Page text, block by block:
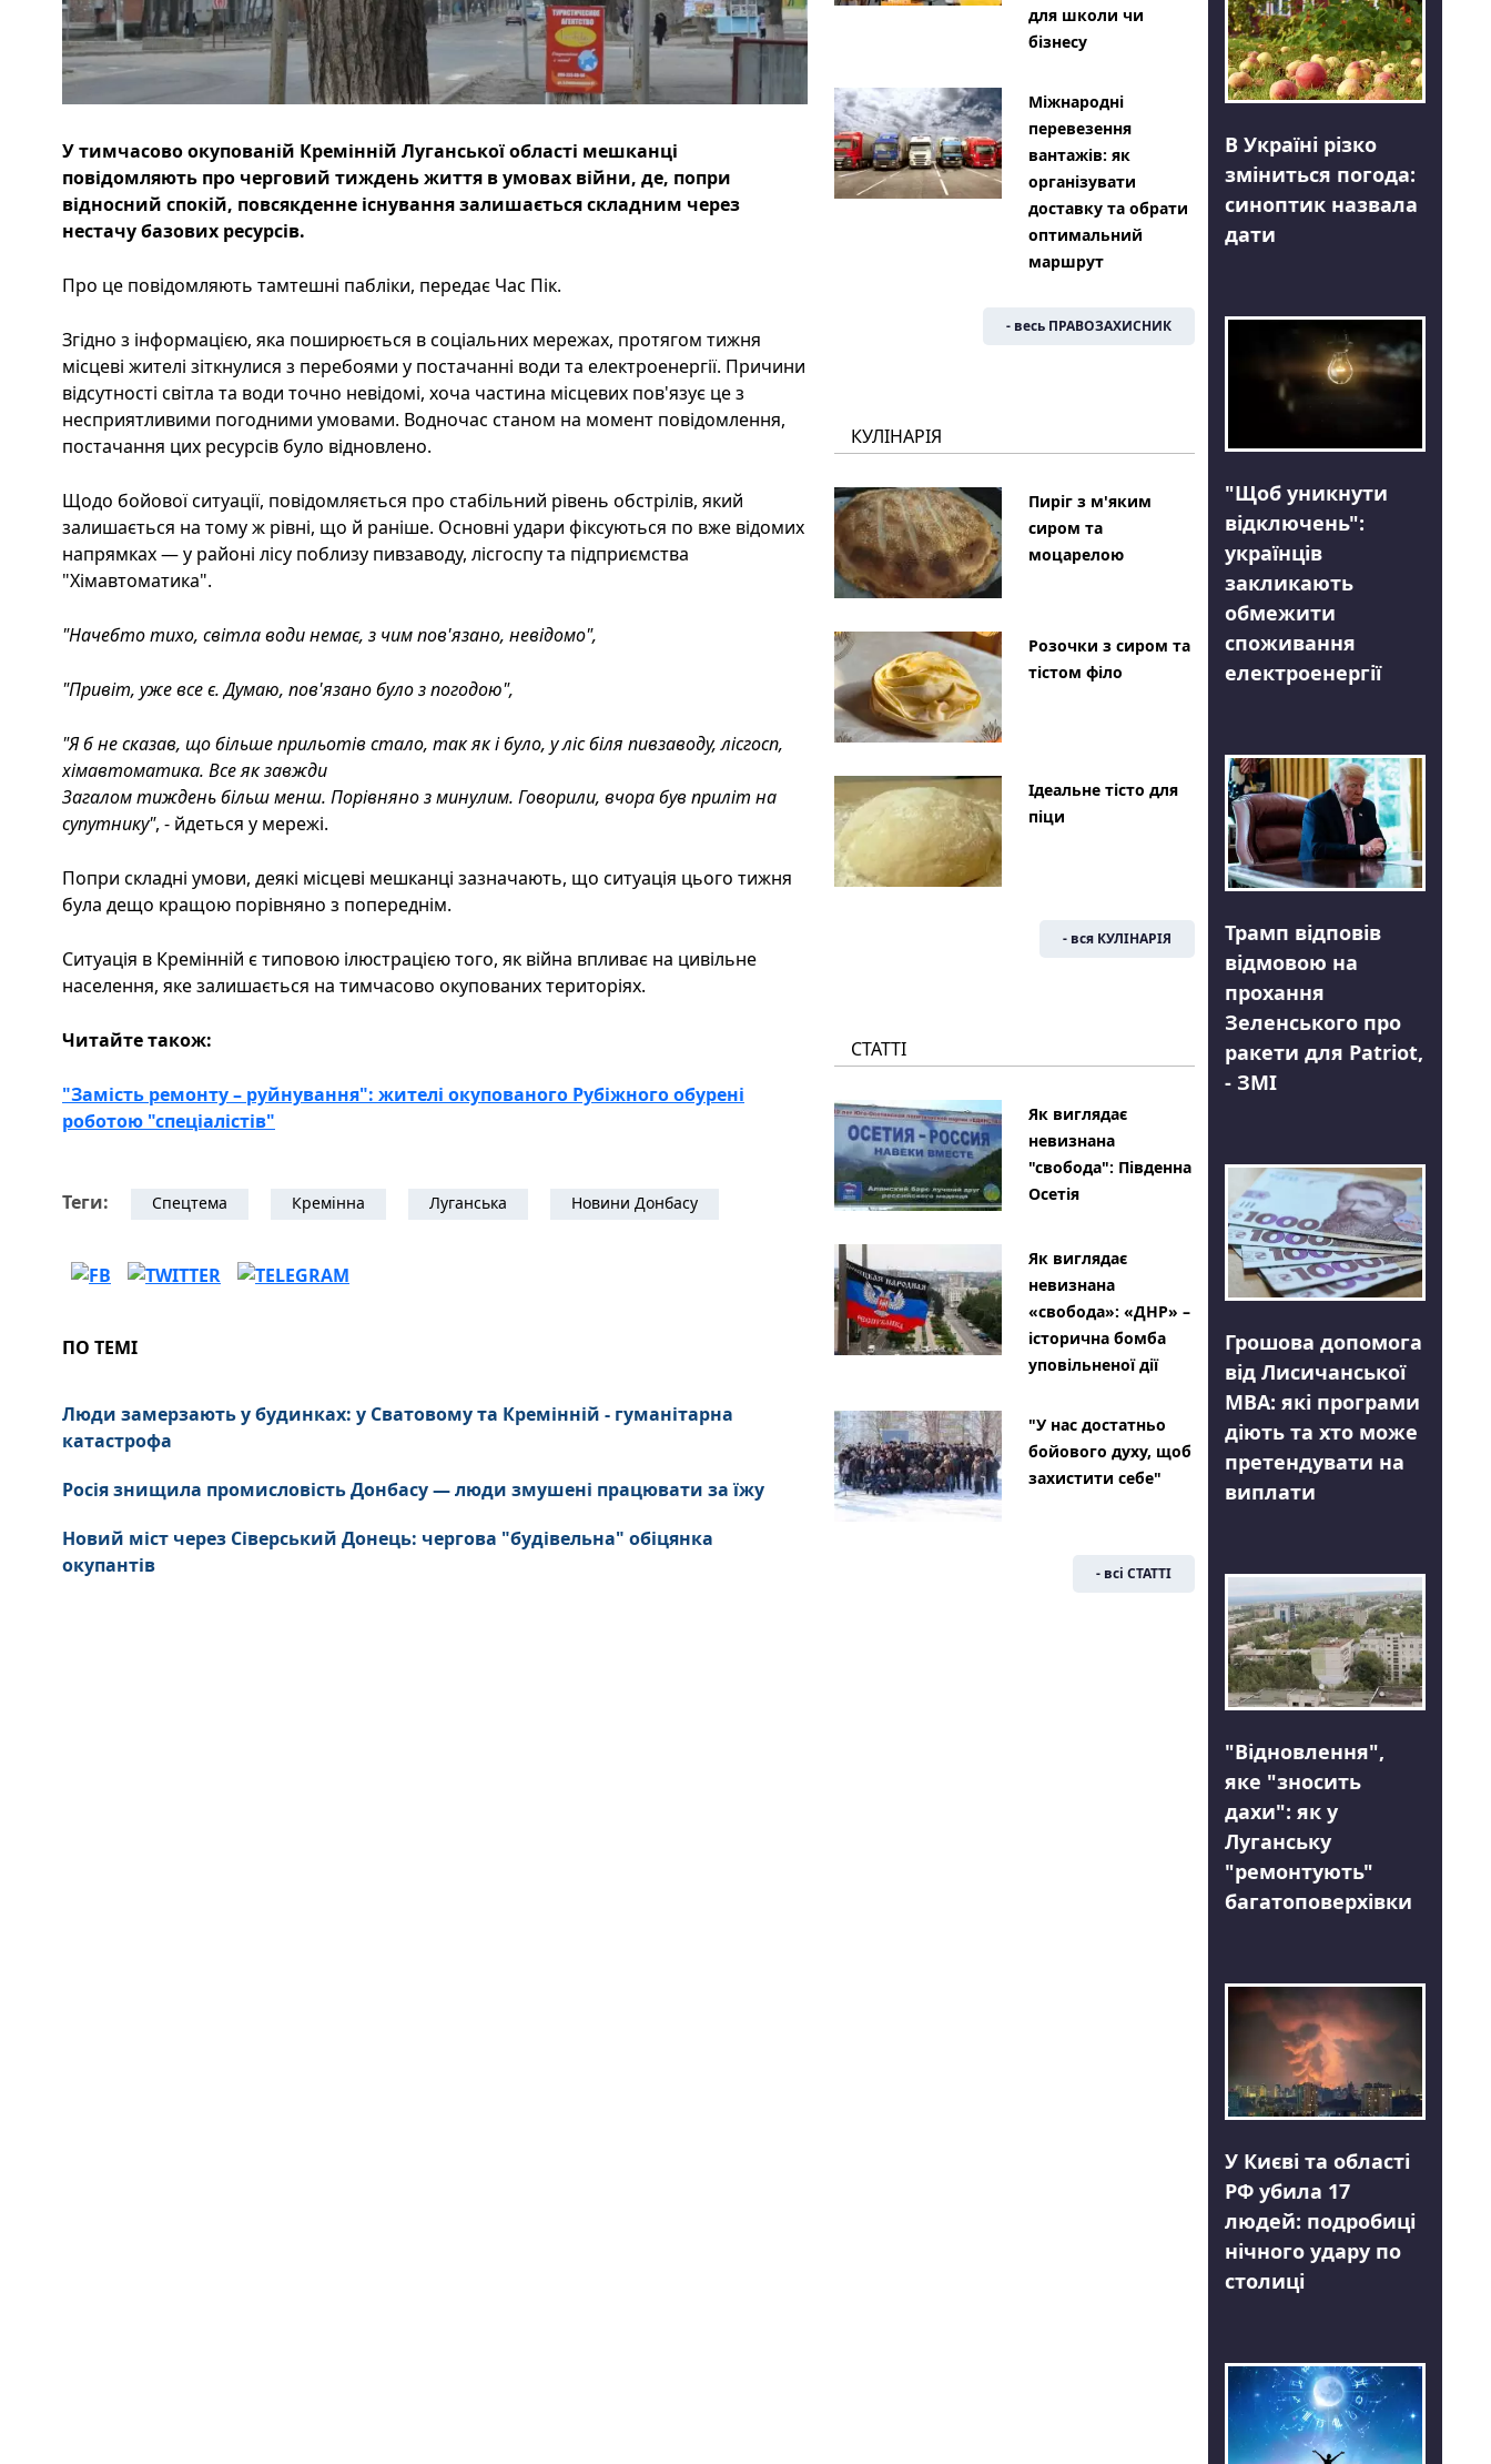
У тимчасово окупованій Кремінній Луганської області мешканці
повідомляють про черговий тиждень життя в умовах війни, де, попри
відносний спокій, повсякденне існування залишається складним через
нестачу базових ресурсів.
Про це повідомляють тамтешні пабліки, передає Час Пік.
Згідно з інформацією, яка поширюється в соціальних мережах, протягом тижня
місцеві жителі зіткнулися з перебоями у постачанні води та електроенергії. Причини
відсутності світла та води точно невідомі, хоча частина місцевих пов'язує це з
несприятливими погодними умовами. Водночас станом на момент повідомлення,
постачання цих ресурсів було відновлено.
Щодо бойової ситуації, повідомляється про стабільний рівень обстрілів, який
залишається на тому ж рівні, що й раніше. Основні удари фіксуються по вже відомих
напрямках — у районі лісу поблизу пивзаводу, лісгоспу та підприємства
"Хімавтоматика".
"Начебто тихо, світла води немає, з чим пов'язано, невідомо",
"Привіт, уже все є. Думаю, пов'язано було з погодою",
"Я б не сказав, що більше прильотів стало, так як і було, у ліс біля пивзаводу, лісгосп,
хімавтоматика. Все як завжди
Загалом тиждень більш менш. Порівняно з минулим. Говорили, вчора був приліт на
супутнику", - йдеться у мережі.
Попри складні умови, деякі місцеві мешканці зазначають, що ситуація цього тижня
була дещо кращою порівняно з попереднім.
Ситуація в Кремінній є типовою ілюстрацією того, як війна впливає на цивільне
населення, яке залишається на тимчасово окупованих територіях.
Читайте також:
"Замість ремонту – руйнування": жителі окупованого Рубіжного обурені
роботою "спеціалістів"
Теги: Спецтема Кремінна Луганська Новини Донбасу
ПО ТЕМІ
Люди замерзають у будинках: у Сватовому та Кремінній - гуманітарна
катастрофа
Росія знищила промисловість Донбасу — люди змушені працювати за їжу
Новий міст через Сіверський Донець: чергова "будівельна" обіцянка
окупантів
для школи чи
бізнесу
Міжнародні
перевезення
вантажів: як
організувати
доставку та обрати
оптимальний
маршрут
- весь ПРАВОЗАХИСНИК
КУЛІНАРІЯ
Пиріг з м'яким
сиром та
моцарелою
Розочки з сиром та
тістом філо
Ідеальне тісто для
піци
- вся КУЛІНАРІЯ
СТАТТІ
Як виглядає
невизнана
"свобода": Південна
Осетія
Як виглядає
невизнана
«свобода»: «ДНР» –
історична бомба
уповільненої дії
"У нас достатньо
бойового духу, щоб
захистити себе"
- всі СТАТТІ
В Україні різко
зміниться погода:
синоптик назвала
дати
"Щоб уникнути
відключень":
українців
закликають
обмежити
споживання
електроенергії
Трамп відповів
відмовою на
прохання
Зеленського про
ракети для Patriot,
- ЗМІ
Грошова допомога
від Лисичанської
МВА: які програми
діють та хто може
претендувати на
виплати
"Відновлення",
яке "зносить
дахи": як у
Луганську
"ремонтують"
багатоповерхівки
У Києві та області
РФ убила 17
людей: подробиці
нічного удару по
столиці